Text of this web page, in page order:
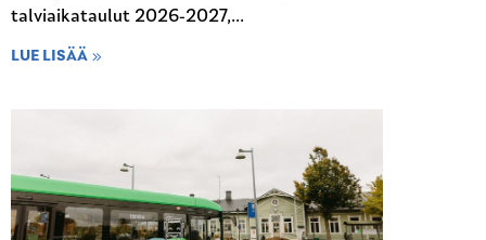
talviaikataulut 2026-2027,...
LUE LISÄÄ